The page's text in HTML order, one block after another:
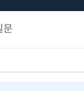
문